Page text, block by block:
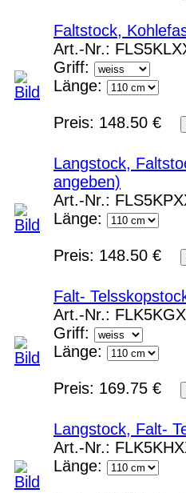
Faltstock,
Art.-Nr.:
Griff:
Länge:
Preis: 148.50 €
Langstock,
angeben)
Art.-Nr.:
Länge:
Preis: 148.50 €
Falt-
Art.-Nr.:
Griff:
Länge:
Preis: 169.75 €
Langstock, Falt-
Art.-Nr.:
Länge: